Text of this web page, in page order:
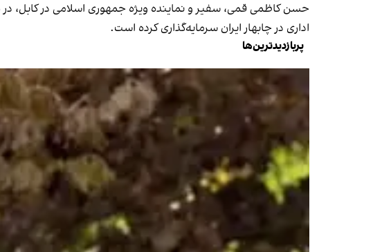
حسن کاظمی قمی، سفیر و نماینده ویژه جمهوری اسلامی در کابل، در ماه حوت ۱۴۰۲ اعلام کرده بود که بخش
اداری در چابهار ایران سرمایه‌گذاری کرده است.
پربازدیدترین‌ها